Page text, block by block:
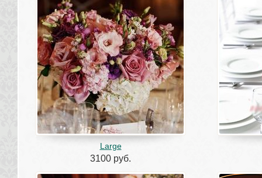
Large
3100 руб.